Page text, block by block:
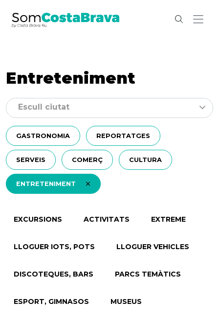
Entreteniment
GASTRONOMIA REPORTATGES
SERVEIS COMERÇ CULTURA
ENTRETENIMENT
Escull ciutat
EXCURSIONS ACTIVITATS EXTREME
LLOGUER IOTS, POTS LLOGUER VEHICLES
DISCOTEQUES, BARS PARCS TEMÀTICS
ESPORT, GIMNASOS MUSEUS